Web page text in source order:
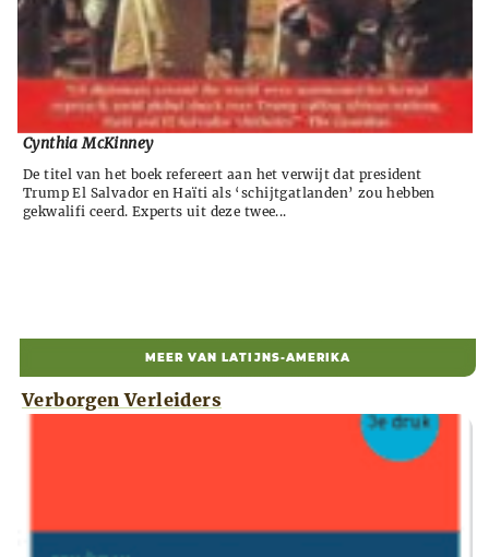
Cynthia McKinney
De titel van het boek refereert aan het verwijt dat president
Trump El Salvador en Haïti als ‘schijtgatlanden’ zou hebben
gekwalifi ceerd. Experts uit deze twee...
MEER VAN LATIJNS-AMERIKA
Verborgen Verleiders